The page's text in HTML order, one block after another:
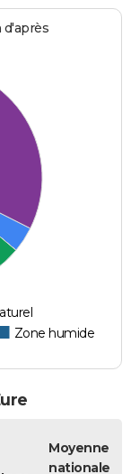
d'après
Zone humide
Moyenne
nationale